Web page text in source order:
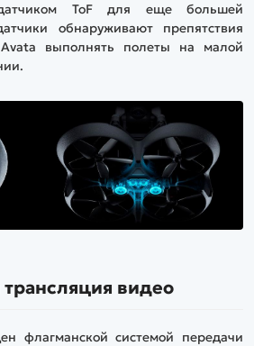
ToF для еще большей
обнаруживают препятствия
выполнять полеты на малой
видео
флагманской системой передачи